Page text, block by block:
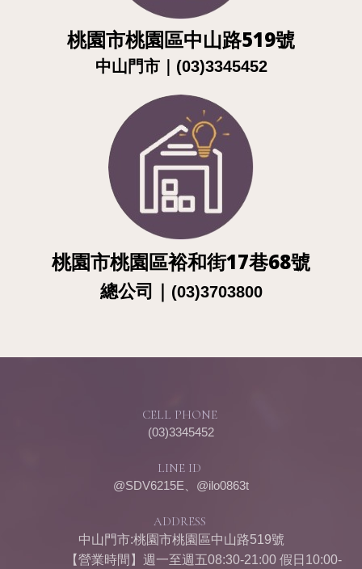
桃園市桃園區中山路519號
中山門市｜ (03)3345452
桃園市桃園區裕和街17巷68號
總公司 ｜ (03)3703800
CELL PHONE
(03)3345452
LINE ID
@SDV6215E、@ilo0863t
ADDRESS
中山門市:桃園市桃園區中山路519號
【營業時間】週一至週五08:30-21:00 假日10:00-